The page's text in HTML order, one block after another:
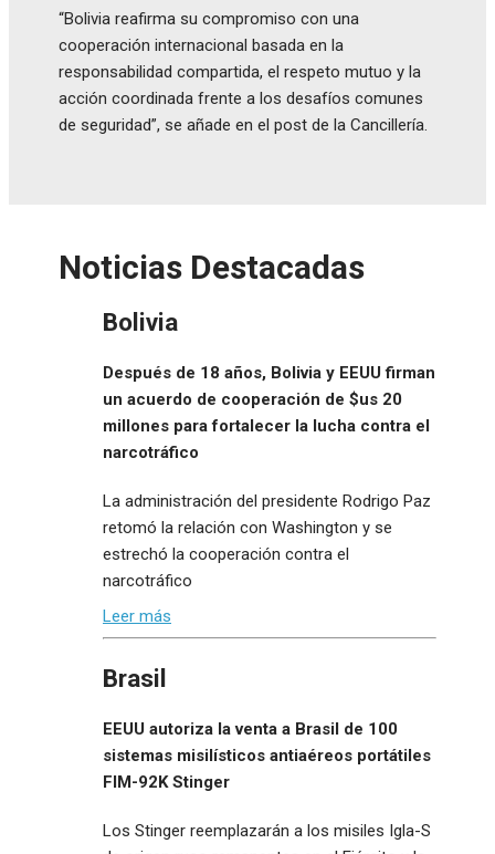
“Bolivia reafirma su compromiso con una
cooperación internacional basada en la
responsabilidad compartida, el respeto mutuo y la
acción coordinada frente a los desafíos comunes
de seguridad”, se añade en el post de la Cancillería.
Noticias Destacadas
Bolivia
Después de 18 años, Bolivia y EEUU firman
un acuerdo de cooperación de $us 20
millones para fortalecer la lucha contra el
narcotráfico
La administración del presidente Rodrigo Paz
retomó la relación con Washington y se
estrechó la cooperación contra el
narcotráfico
Leer más
Brasil
EEUU autoriza la venta a Brasil de 100
sistemas misilísticos antiaéreos portátiles
FIM-92K Stinger
Los Stinger reemplazarán a los misiles Igla-S